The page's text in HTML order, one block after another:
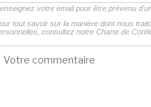
votre email pour être prévenu
tout savoir sur la manière dont nous
consultez notre Charte de